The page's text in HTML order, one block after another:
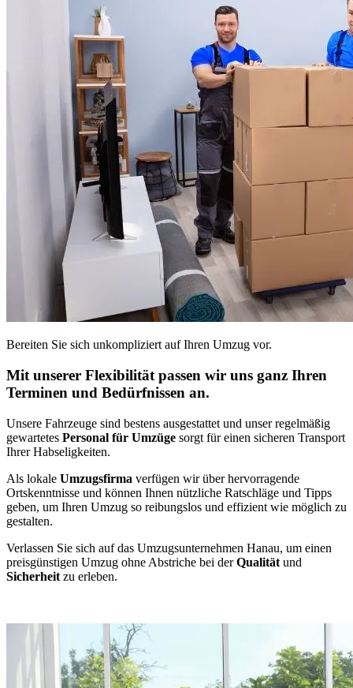
Bereiten Sie sich unkompliziert auf Ihren Umzug vor.
Mit unserer Flexibilität passen wir uns ganz Ihren
Terminen und Bedürfnissen an.
Unsere Fahrzeuge sind bestens ausgestattet und unser regelmäßig
gewartetes Personal für Umzüge sorgt für einen sicheren Transport
Ihrer Habseligkeiten.
Als lokale Umzugsfirma verfügen wir über hervorragende
Ortskenntnisse und können Ihnen nützliche Ratschläge und Tipps
geben, um Ihren Umzug so reibungslos und effizient wie möglich zu
gestalten.
Verlassen Sie sich auf das Umzugsunternehmen Hanau, um einen
preisgünstigen Umzug ohne Abstriche bei derQualität und
Sicherheit zu erleben.